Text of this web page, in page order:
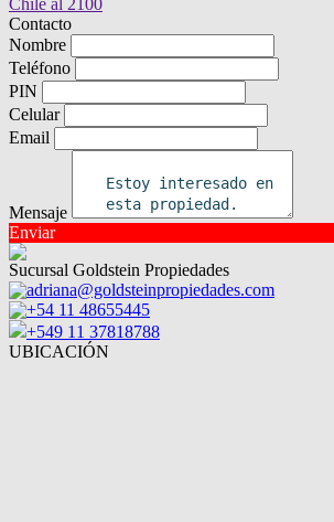
Contacto
Nombre
Teléfono
PIN
Celular
Email
Mensaje
Enviar
Sucursal Goldstein Propiedades
adriana@goldsteinpropiedades.com
+54 11 48655445
+549 11 37818788
UBICACIÓN